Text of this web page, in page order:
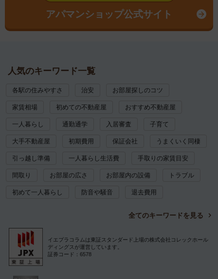
アパマンショップ公式サイト
人気のキーワード一覧
各駅の住みやすさ 治安 お部屋探しのコツ
家賃相場 初めての不動産屋 おすすめ不動産屋
一人暮らし 通勤通学 入居審査 子育て
大手不動産屋 初期費用 保証会社 うまくいく同棲
引っ越し準備 一人暮らし生活費 手取りの家賃目安
間取り お部屋の広さ お部屋内の設備 トラブル
初めて一人暮らし 防音や騒音 退去費用
全てのキーワードを見る
イエプラコラムは東証スタンダード上場の株式会社コレックホール
ディングスが運営しています。
証券コード：6578